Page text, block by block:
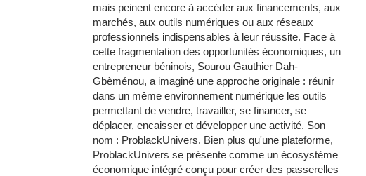
mais peinent encore à accéder aux financements, aux
marchés, aux outils numériques ou aux réseaux
professionnels indispensables à leur réussite. Face à
cette fragmentation des opportunités économiques, un
entrepreneur béninois, Sourou Gauthier Dah-
Gbèménou, a imaginé une approche originale : réunir
dans un même environnement numérique les outils
permettant de vendre, travailler, se financer, se
déplacer, encaisser et développer une activité. Son
nom : ProblackUnivers. Bien plus qu'une plateforme,
ProblackUnivers se présente comme un écosystème
économique intégré conçu pour créer des passerelles